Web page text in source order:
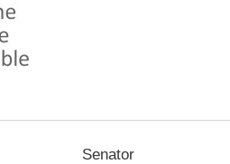
Senator